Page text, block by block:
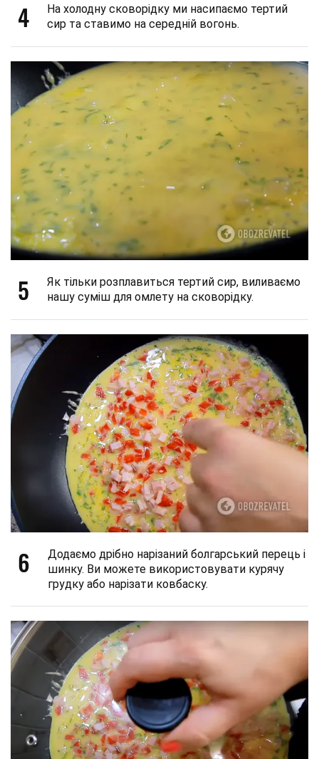
4
На холодну сковорідку ми насипаємо тертий
сир та ставимо на середній вогонь.
5
Як тільки розплавиться тертий сир, виливаємо
нашу суміш для омлету на сковорідку.
6
Додаємо дрібно нарізаний болгарський перець і
шинку. Ви можете використовувати курячу
грудку або нарізати ковбаску.